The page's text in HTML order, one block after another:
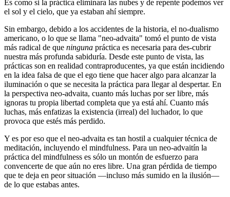
Es como si la práctica eliminara las nubes y de repente podemos ver
el sol y el cielo, que ya estaban ahí siempre.
Sin embargo, debido a los accidentes de la historia, el no-dualismo
americano, o lo que se llama "neo-advaita" tomó el punto de vista
más radical de que ninguna práctica es necesaria para des-cubrir
nuestra más profunda sabiduría. Desde este punto de vista, las
prácticas son en realidad contraproducentes, ya que están incidiendo
en la idea falsa de que el ego tiene que hacer algo para alcanzar la
iluminación o que se necesita la práctica para llegar al despertar. En
la perspectiva neo-advaita, cuanto más luchas por ser libre, más
ignoras tu propia libertad completa que ya está ahí. Cuanto más
luchas, más enfatizas la existencia (irreal) del luchador, lo que
provoca que estés más perdido.
Y es por eso que el neo-advaita es tan hostil a cualquier técnica de
meditación, incluyendo el mindfulness. Para un neo-advaitín la
práctica del mindfulness es sólo un montón de esfuerzo para
convencerte de que aún no eres libre. Una gran pérdida de tiempo
que te deja en peor situación ―incluso más sumido en la ilusión―
de lo que estabas antes.